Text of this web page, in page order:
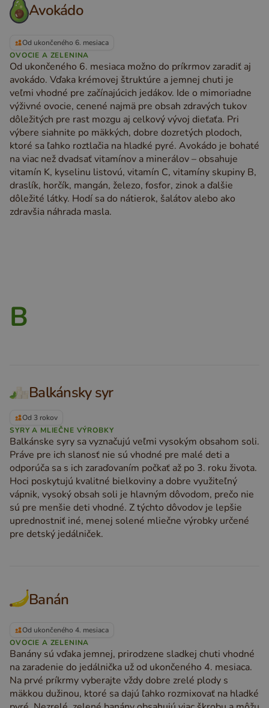
Avokádo
Od ukončeného 6. mesiaca
OVOCIE A ZELENINA
Od ukončeného 6. mesiaca možno do príkrmov zaradiť aj
avokádo. Vďaka krémovej štruktúre a jemnej chuti je
veľmi vhodné pre začínajúcich jedákov. Ide o mimoriadne
výživné ovocie, cenené najmä pre obsah zdravých tukov
dôležitých pre rast mozgu aj celkový vývoj dieťaťa. Pri
výbere siahnite po mäkkých, dobre dozretých plodoch,
ktoré sa ľahko roztlačia na hladké pyré. Avokádo je bohaté
na viac než dvadsať vitamínov a minerálov – obsahuje
vitamín K, kyselinu listovú, vitamín C, vitamíny skupiny B,
draslík, horčík, mangán, železo, fosfor, zinok a ďalšie
dôležité látky. Hodí sa do nátierok, šalátov alebo ako
zdravšia náhrada masla.
B
Balkánsky syr
Od 3 rokov
SYRY A MLIEČNE VÝROBKY
Balkánske syry sa vyznačujú veľmi vysokým obsahom soli.
Práve pre ich slanosť nie sú vhodné pre malé deti a
odporúča sa s ich zaraďovaním počkať až po 3. roku života.
Hoci poskytujú kvalitné bielkoviny a dobre využiteľný
vápnik, vysoký obsah soli je hlavným dôvodom, prečo nie
sú pre menšie deti vhodné. Z týchto dôvodov je lepšie
uprednostniť iné, menej solené mliečne výrobky určené
pre detský jedálniček.
Banán
Od ukončeného 4. mesiaca
OVOCIE A ZELENINA
Banány sú vďaka jemnej, prirodzene sladkej chuti vhodné
na zaradenie do jedálnička už od ukončeného 4. mesiaca.
Na prvé príkrmy vyberajte vždy dobre zrelé plody s
mäkkou dužinou, ktoré sa dajú ľahko rozmixovať na hladké